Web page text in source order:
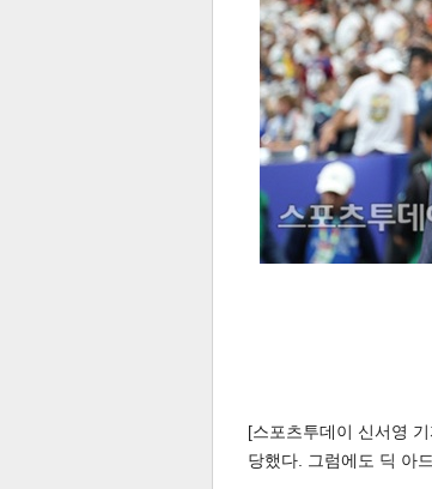
페이 트위 밴드 네이
댓글
[스포츠투데이 신서영
당했다. 그럼에도 딕 아